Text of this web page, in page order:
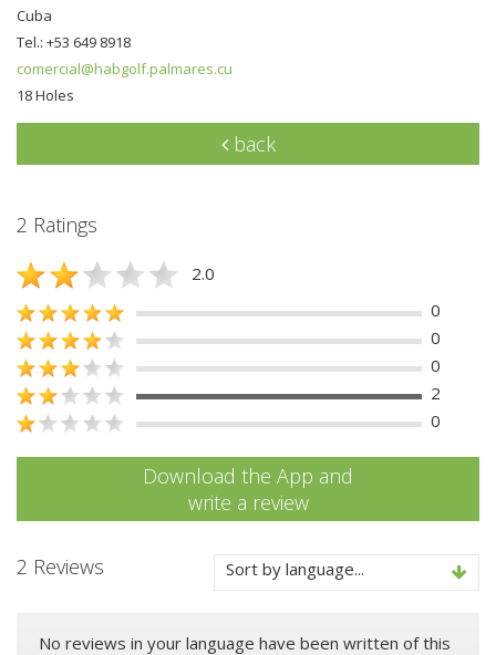
Cuba
Tel.: +53 649 8918
comercial@habgolf.palmares.cu
18 Holes
back
2 Ratings
2.0
0
0
0
2
0
Download the App and
write a review
2 Reviews Sort by language...
No reviews in your language have been written of this